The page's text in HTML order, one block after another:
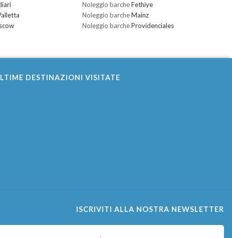
Noleggio barcheFethiye
Noleggio barcheMainz
Noleggio barcheProvidenciales
DESTINAZIONI VISITATE
ISCRIVITI ALLA NOSTRA NEWSLETTER